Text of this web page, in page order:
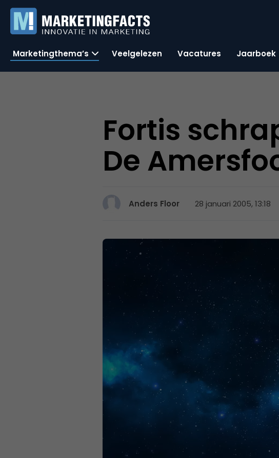
Marketingthema’s Veelgelezen Vacatures Jaarboek
Fortis
De
Anders Floor 28 januari 2005, 13:18